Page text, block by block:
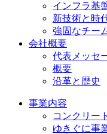
インフラ基
新技術と時
強固なチー
会社概要
代表メッセ
概要
沿革と歴史
事業内容
コンクリー
ゆきぐに事